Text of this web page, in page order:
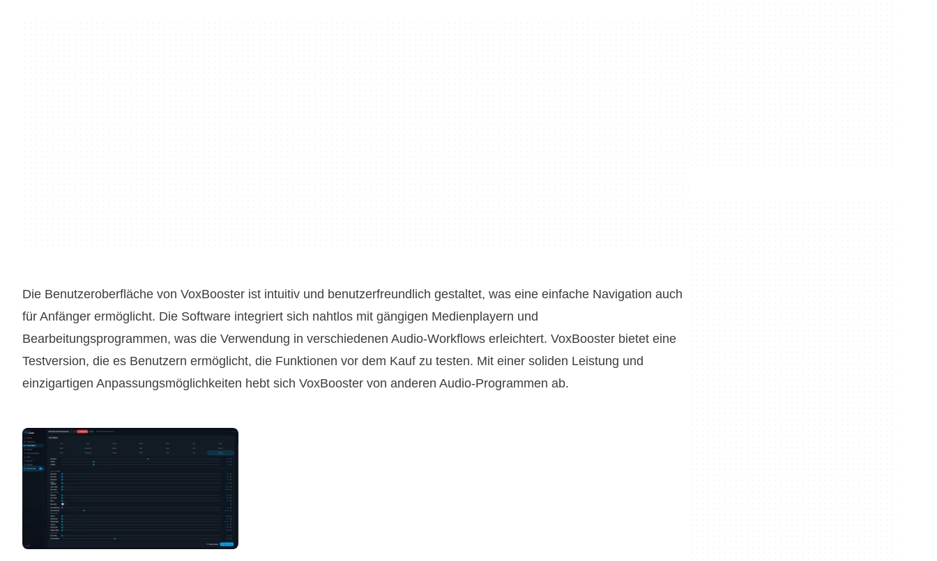
Die Benutzeroberfläche von VoxBooster ist intuitiv und benutzerfreundlich gestaltet, was eine einfache Navigation auch
für Anfänger ermöglicht. Die Software integriert sich nahtlos mit gängigen Medienplayern und
Bearbeitungsprogrammen, was die Verwendung in verschiedenen Audio-Workflows erleichtert. VoxBooster bietet eine
Testversion, die es Benutzern ermöglicht, die Funktionen vor dem Kauf zu testen. Mit einer soliden Leistung und
einzigartigen Anpassungsmöglichkeiten hebt sich VoxBooster von anderen Audio-Programmen ab.